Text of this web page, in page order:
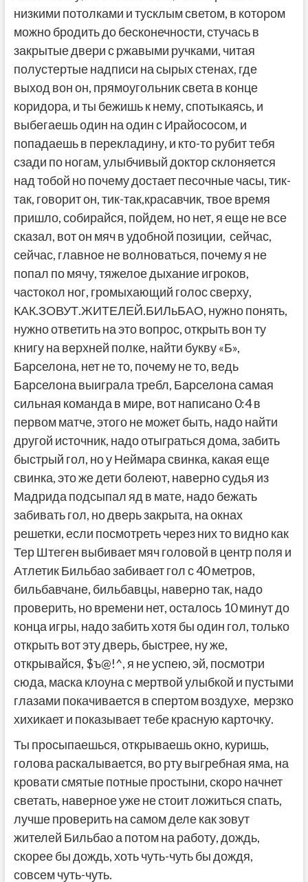
низкими потолками и тусклым светом, в котором
можно бродить до бесконечности, стучась в
закрытые двери с ржавыми ручками, читая
полустертые надписи на сырых стенах, где
выход вон он, прямоугольник света в конце
коридора, и ты бежишь к нему, спотыкаясь, и
выбегаешь один на один с Ирайососом, и
попадаешь в перекладину, и кто-то рубит тебя
сзади по ногам, улыбчивый доктор склоняется
над тобой но почему достает песочные часы, тик-
так, говорит он, тик-так,красавчик, твое время
пришло, собирайся, пойдем, но нет, я еще не все
сказал, вот он мяч в удобной позиции, сейчас,
сейчас, главное не волноваться, почему я не
попал по мячу, тяжелое дыхание игроков,
частокол ног, громыхающий голос сверху,
КАК.ЗОВУТ.ЖИТЕЛЕЙ.БИЛьБАО, нужно понять,
нужно ответить на это вопрос, открыть вон ту
книгу на верхней полке, найти букву «Б»,
Барселона, нет не то, почему не то, ведь
Барселона выиграла требл, Барселона самая
сильная команда в мире, вот написано 0:4 в
первом матче, этого не может быть, надо найти
другой источник, надо отыграться дома, забить
быстрый гол, но у Неймара свинка, какая еще
свинка, это же дети болеют, наверно судья из
Мадрида подсыпал яд в мате, надо бежать
забивать гол, но дверь закрыта, на окнах
решетки, если посмотреть через них то видно как
Тер Штеген выбивает мяч головой в центр поля и
Атлетик Бильбао забивает гол с 40 метров,
бильбавчане, бильбавцы, наверно так, надо
проверить, но времени нет, осталось 10 минут до
конца игры, надо забить хотя бы один гол, только
открыть вот эту дверь, быстрее, ну же,
открывайся, $ъ@!^, я не успею, эй, посмотри
сюда, маска клоуна с мертвой улыбкой и пустыми
глазами покачивается в спертом воздухе, мерзко
хихикает и показывает тебе красную карточку.
Ты просыпаешься, открываешь окно, куришь,
голова раскалывается, во рту выгребная яма, на
кровати смятые потные простыни, скоро начнет
светать, наверное уже не стоит ложиться спать,
лучше проверить на самом деле как зовут
жителей Бильбао а потом на работу, дождь,
скорее бы дождь, хоть чуть-чуть бы дождя,
совсем чуть-чуть.